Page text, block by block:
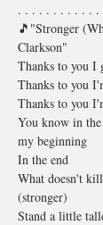
. . . . . . . . . . . .
🎵"Stronger
Clarkson"
Thanks to you I
Thanks to you
Thanks to you
You know in
my beginning
In the end
What doesn't
(stronger)
Stand a little